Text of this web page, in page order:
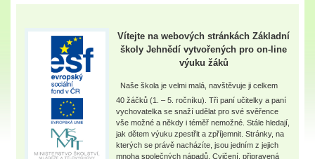
Vítejte na webových stránkách Základní
školy Jehnědí vytvořených pro on-line
výuku žáků
Naše škola je velmi malá, navštěvuje ji celkem
40 žáčků (1. – 5. ročníku). Tři paní učitelky a paní
vychovatelka se snaží udělat pro své svěřence
vše možné a někdy i téměř nemožné. Stále hledají,
jak dětem výuku zpestřit a zpříjemnit. Stránky, na
kterých se právě nacházíte, jsou jedním z jejich
mnoha společných nápadů. Cvičení, připravená